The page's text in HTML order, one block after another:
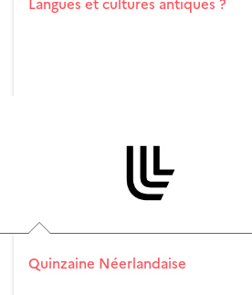
Quinzaine Néerlandaise